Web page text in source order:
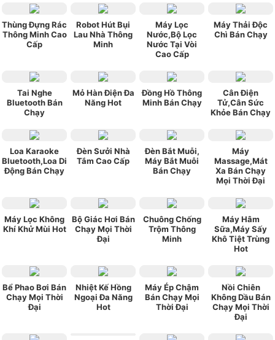
Thùng Đựng Rác
Thông Minh Cao
Cấp
Robot Hút Bụi
Lau Nhà Thông
Minh
Máy Lọc
Nước,Bộ Lọc
Nước Tại Vòi
Cao Cấp
Máy Thải Độc
Chì Bán Chạy
Tai Nghe
Bluetooth Bán
Chạy
Mỏ Hàn Điện Đa
Năng Hot
Đồng Hồ Thông
Minh Bán Chạy
Cân Điện
Tử,Cân Sức
Khỏe Bán Chạy
Loa Karaoke
Bluetooth,Loa Di
Động Bán Chạy
Đèn Sưởi Nhà
Tắm Cao Cấp
Đèn Bắt Muỗi,
Máy Bắt Muỗi
Bán Chạy
Máy
Massage,Mát
Xa Bán Chạy
Mọi Thời Đại
Máy Lọc Không
Khí Khử Mùi Hot
Bộ Giác Hơi Bán
Chạy Mọi Thời
Đại
Chuông Chống
Trộm Thông
Minh
Máy Hâm
Sữa,Máy Sấy
Khô Tiệt Trùng
Hot
Bể Phao Bơi Bán
Chạy Mọi Thời
Đại
Nhiệt Kế Hồng
Ngoại Đa Năng
Hot
Máy Ép Chậm
Bán Chạy Mọi
Thời Đại
Nồi Chiên
Không Dầu Bán
Chạy Mọi Thời
Đại